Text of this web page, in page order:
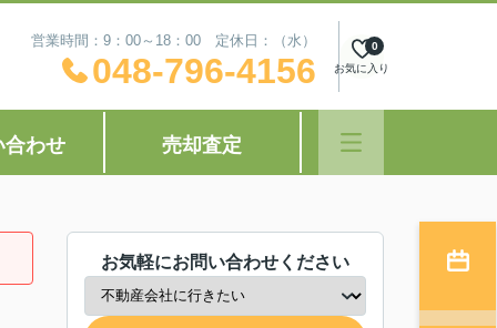
営業時間：9：00～18：00 定休日：（水）
048-796-4156 お気に入り
0
合わせ 売却査定
お気軽にお問い合わせください